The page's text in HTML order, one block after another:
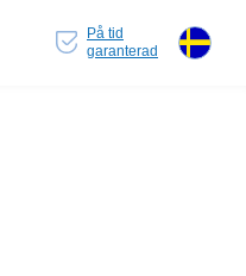
På tid
garanterad